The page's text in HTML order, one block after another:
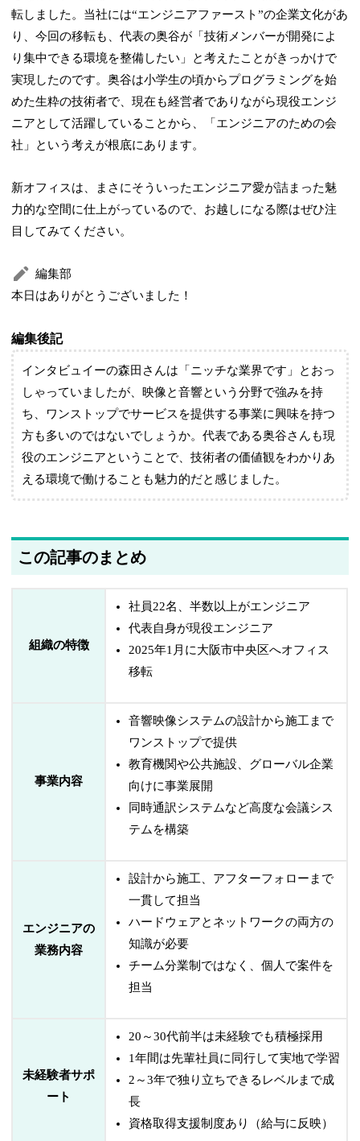
転しました。当社には“エンジニアファースト”の企業文化があ
り、今回の移転も、代表の奥谷が「技術メンバーが開発によ
り集中できる環境を整備したい」と考えたことがきっかけで
実現したのです。奥谷は小学生の頃からプログラミングを始
めた生粋の技術者で、現在も経営者でありながら現役エンジ
ニアとして活躍していることから、「エンジニアのための会
社」という考えが根底にあります。
新オフィスは、まさにそういったエンジニア愛が詰まった魅
力的な空間に仕上がっているので、お越しになる際はぜひ注
目してみてください。
編集部
本日はありがとうございました！
編集後記
インタビュイーの森田さんは「ニッチな業界です」とおっ
しゃっていましたが、映像と音響という分野で強みを持
ち、ワンストップでサービスを提供する事業に興味を持つ
方も多いのではないでしょうか。代表である奥谷さんも現
役のエンジニアということで、技術者の価値観をわかりあ
える環境で働けることも魅力的だと感じました。
この記事のまとめ
組織の特徴
社員22名、半数以上がエンジニア
代表自身が現役エンジニア
2025年1月に大阪市中央区へオフィス
移転
事業内容
音響映像システムの設計から施工まで
ワンストップで提供
教育機関や公共施設、グローバル企業
向けに事業展開
同時通訳システムなど高度な会議シス
テムを構築
エンジニアの
業務内容
設計から施工、アフターフォローまで
一貫して担当
ハードウェアとネットワークの両方の
知識が必要
チーム分業制ではなく、個人で案件を
担当
未経験者サポ
ート
20～30代前半は未経験でも積極採用
1年間は先輩社員に同行して実地で学習
2～3年で独り立ちできるレベルまで成
長
資格取得支援制度あり（給与に反映）